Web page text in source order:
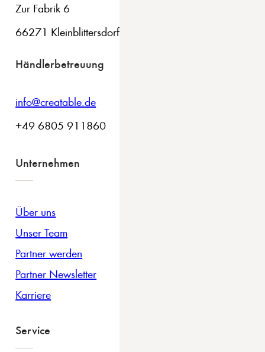
Zur Fabrik 6
66271 Kleinblittersdorf
Händlerbetreuung
info@creatable.de
+49 6805 911860
Unternehmen
Über uns
Unser Team
Partner werden
Partner Newsletter
Karriere
Service